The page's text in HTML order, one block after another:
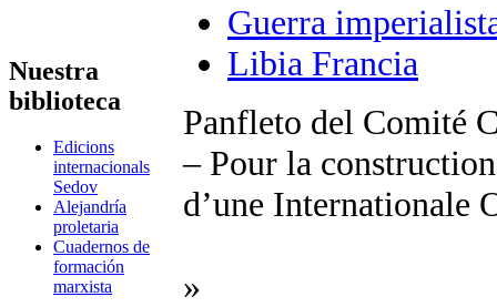
Nuestra
biblioteca
Edicions
internacionals
Sedov
Alejandría
proletaria
Cuadernos de
formación
marxista
Guerra
Libia Francia
Panfleto del Comité
– Pour la
d’une Internationale
»